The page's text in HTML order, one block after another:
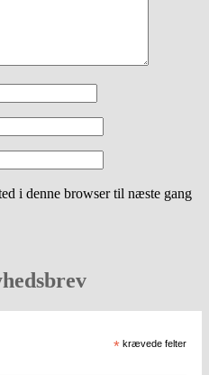
i denne browser til næste gang
* krævede felter